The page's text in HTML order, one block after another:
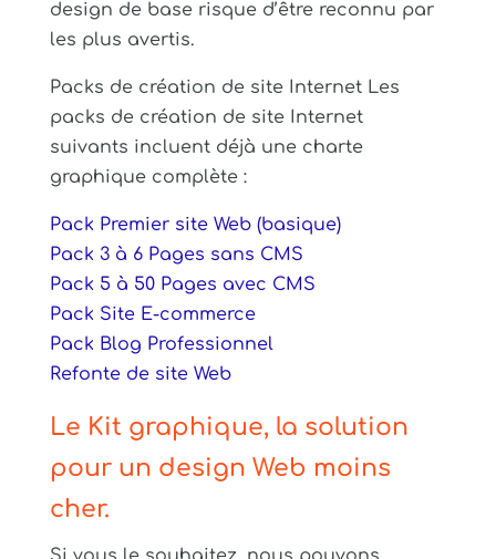
design de base risque d’être reconnu par
les plus avertis.
Packs de création de site Internet Les
packs de création de site Internet
suivants incluent déjà une charte
graphique complète :
Pack Premier site Web (basique)
Pack 3 à 6 Pages sans CMS
Pack 5 à 50 Pages avec CMS
Pack Site E-commerce
Pack Blog Professionnel
Refonte de site Web
Le Kit graphique, la solution
pour un design Web moins
cher.